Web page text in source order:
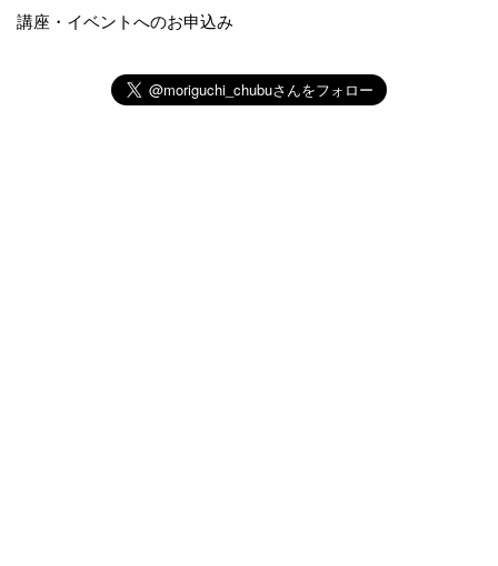
講座・イベントへのお申込み